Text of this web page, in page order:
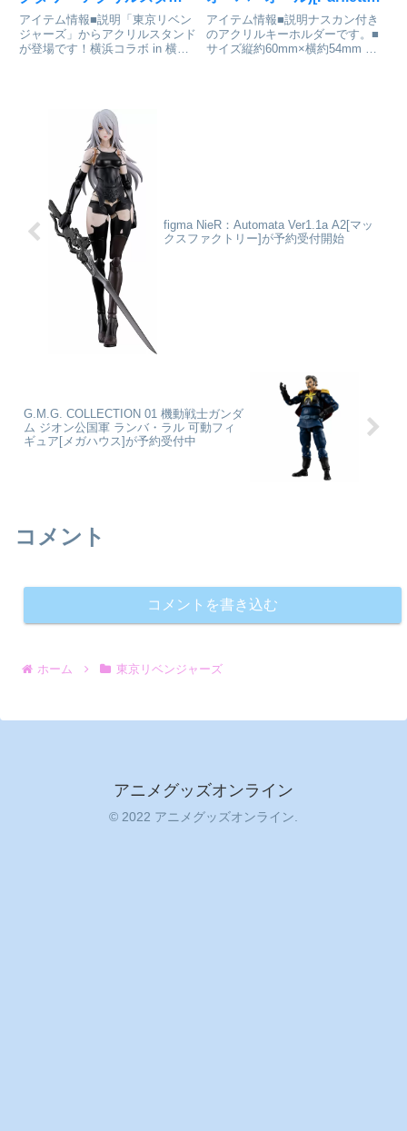
ド 灰谷蘭[イーディス]が予
約受付開始
アイテム情報■説明「東京リベン
ジャーズ」からアクリルスタンド
が登場です！横浜コラボ in 横浜
x H40mm/東京リベンジャ...
パルフレット-]が予約受付
開始
アイテム情報■説明ナスカン付き
のアクリルキーホルダーです。■
サイズ縦約60mm×横約54mm 厚
figma NieR：Automata Ver1.1a A2[マッ
クスファクトリー]が予約受付開始
G.M.G. COLLECTION 01 機動戦士ガンダ
ム ジオン公国軍 ランバ・ラル 可動フィ
ギュア[メガハウス]が予約受付中
コメント
コメントを書き込む
ホーム 東京リベンジャーズ
アニメグッズオンライン
© 2022 アニメグッズオンライン.